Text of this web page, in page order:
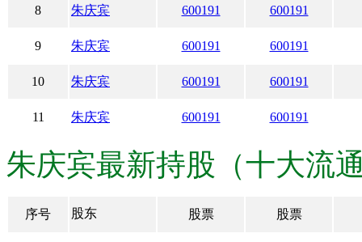
8 朱庆宾 600191 600191
9 朱庆宾 600191 600191
10 朱庆宾 600191 600191
11 朱庆宾 600191 600191
朱庆宾最新持股（十大流通
序号 股东 股票 股票